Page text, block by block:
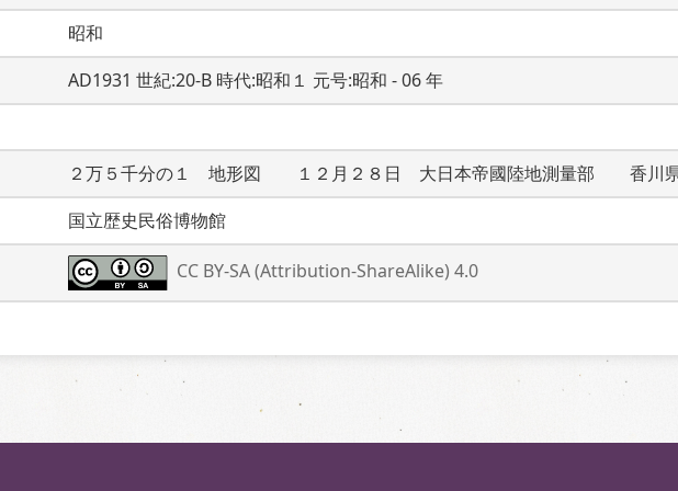
昭和
AD1931 世紀:20-B 時代:昭和１ 元号:昭和 - 06 年
２万５千分の１　地形図　　１２月２８日　大日本帝國陸地測量部　　香川
国立歴史民俗博物館
CC BY-SA (Attribution-ShareAlike) 4.0